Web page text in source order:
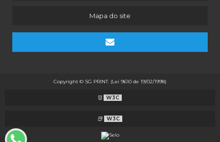
ETIQUETA PARA EMBALAGEM DE DOCES
CORTE LASER
ETIQUETAS ADESIVAS INDUSTRIAIS
ETIQUETAS ADESIVAS PARA ALIMENTOS
Mapa do site
Copyright © SG PRINT. (Lei 9610 de 19/02/1998)
W3C
W3C